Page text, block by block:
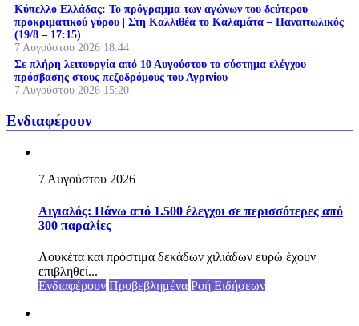
Κύπελλο Ελλάδας: Το πρόγραμμα των αγώνων του δεύτερου
προκριματικού γύρου | Στη Καλλιθέα το Καλαμάτα – Παναιτωλικός
(19/8 – 17:15)
7 Αυγούστου 2026 18:44
Σε πλήρη λειτουργία από 10 Αυγούστου το σύστημα ελέγχου
πρόσβασης στους πεζοδρόμους του Αγρινίου
7 Αυγούστου 2026 15:20
Ενδιαφέρουν
7 Αυγούστου 2026
Αιγιαλός: Πάνω από 1.500 έλεγχοι σε περισσότερες από
300 παραλίες
Λουκέτα και πρόστιμα δεκάδων χιλιάδων ευρώ έχουν
επιβληθεί...
Ενδιαφέρουν Προβεβλημένα Ροή Ειδήσεων